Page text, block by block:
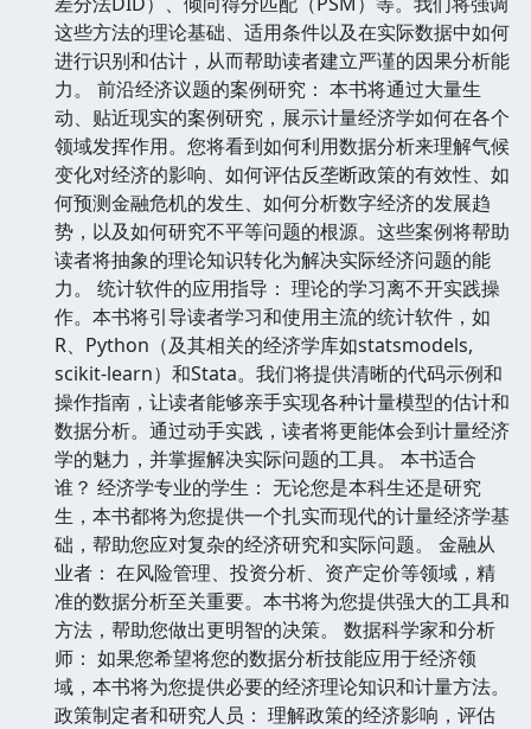
这些方法的理论基础、适用条件以及在实际数据中如何
进行识别和估计，从而帮助读者建立严谨的因果分析能
力。 前沿经济议题的案例研究： 本书将通过大量生
动、贴近现实的案例研究，展示计量经济学如何在各个
领域发挥作用。您将看到如何利用数据分析来理解气候
变化对经济的影响、如何评估反垄断政策的有效性、如
何预测金融危机的发生、如何分析数字经济的发展趋
势，以及如何研究不平等问题的根源。这些案例将帮助
读者将抽象的理论知识转化为解决实际经济问题的能
力。 统计软件的应用指导： 理论的学习离不开实践操
作。本书将引导读者学习和使用主流的统计软件，如
R、Python（及其相关的经济学库如statsmodels,
scikit-learn）和Stata。我们将提供清晰的代码示例和
操作指南，让读者能够亲手实现各种计量模型的估计和
数据分析。通过动手实践，读者将更能体会到计量经济
学的魅力，并掌握解决实际问题的工具。 本书适合
谁？ 经济学专业的学生： 无论您是本科生还是研究
生，本书都将为您提供一个扎实而现代的计量经济学基
础，帮助您应对复杂的经济研究和实际问题。 金融从
业者： 在风险管理、投资分析、资产定价等领域，精
准的数据分析至关重要。本书将为您提供强大的工具和
方法，帮助您做出更明智的决策。 数据科学家和分析
师： 如果您希望将您的数据分析技能应用于经济领
域，本书将为您提供必要的经济理论知识和计量方法。
政策制定者和研究人员： 理解政策的经济影响，评估